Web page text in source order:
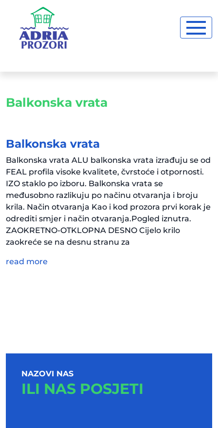
Balkonska vrata
Balkonska vrata
Balkonska vrata ALU balkonska vrata izrađuju se od
FEAL profila visoke kvalitete, čvrstoće i otpornosti.
IZO staklo po izboru. Balkonska vrata se
međusobno razlikuju po načinu otvaranja i broju
krila. Način otvaranja Kao i kod prozora prvi korak je
odrediti smjer i način otvaranja.Pogled iznutra.
ZAOKRETNO-OTKLOPNA DESNO Cijelo krilo
zaokreće se na desnu stranu za
read more
NAZOVI NAS
ILI NAS POSJETI